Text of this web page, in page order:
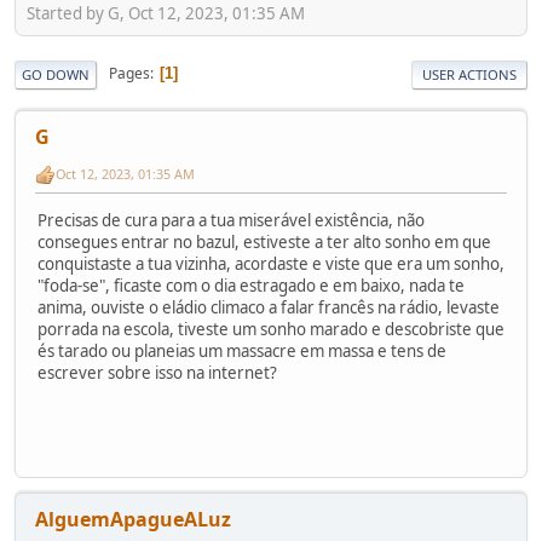
Started by G, Oct 12, 2023, 01:35 AM
GO DOWN Pages 1 USER ACTIONS
G
Oct 12, 2023, 01:35 AM
Precisas de cura para a tua miserável existência, não
consegues entrar no bazul, estiveste a ter alto sonho em que
conquistaste a tua vizinha, acordaste e viste que era um sonho,
"foda-se", ficaste com o dia estragado e em baixo, nada te
anima, ouviste o eládio climaco a falar francês na rádio, levaste
porrada na escola, tiveste um sonho marado e descobriste que
és tarado ou planeias um massacre em massa e tens de
escrever sobre isso na internet?
AlguemApagueALuz